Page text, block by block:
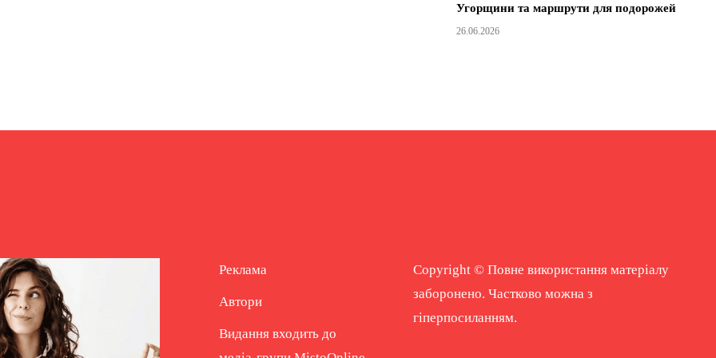
Угорщини та маршрути для подорожей
26.06.2026
Реклама
Автори
Видання входить до
Copyright © Повне використання матеріалу
заборонено. Частково можна з
гіперпосиланням.